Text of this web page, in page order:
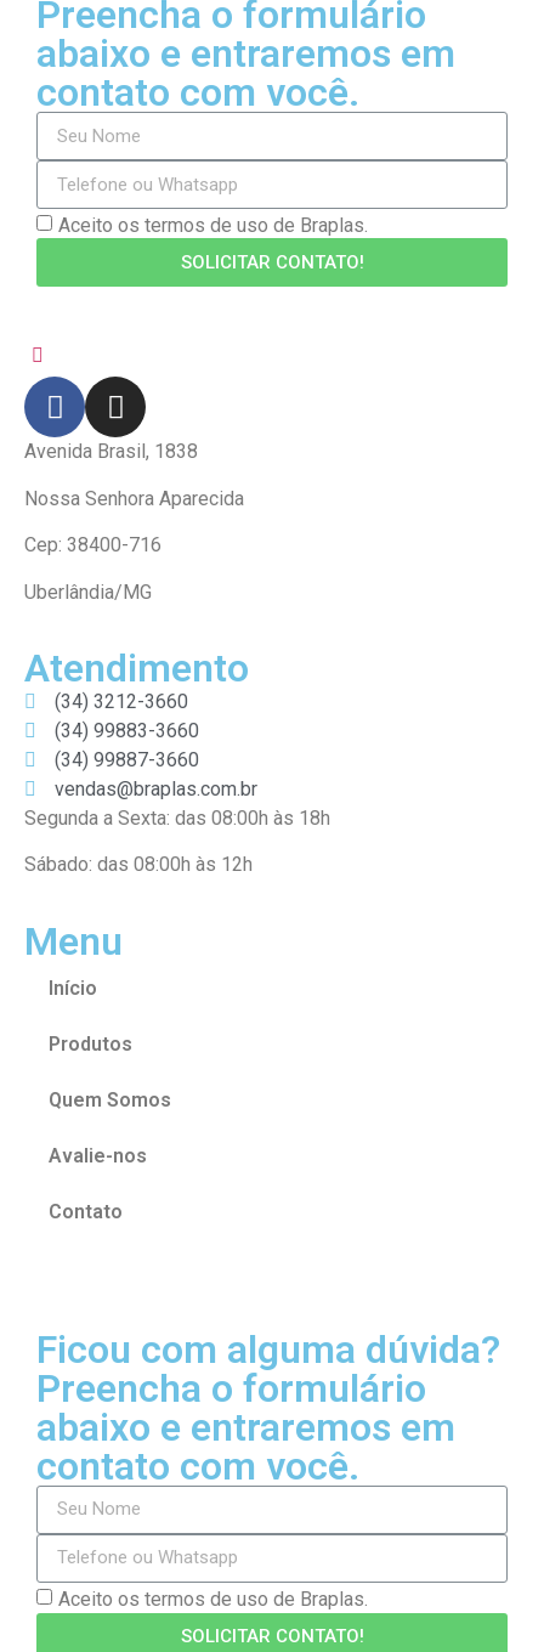
Preencha o formulário
abaixo e entraremos em
contato com você.
Aceito os termos de uso de Braplas.
SOLICITAR CONTATO!
Avenida Brasil, 1838
Nossa Senhora Aparecida
Cep: 38400-716
Uberlândia/MG
Atendimento
(34) 3212-3660
(34) 99883-3660
(34) 99887-3660
vendas@braplas.com.br
Segunda a Sexta: das 08:00h às 18h
Sábado: das 08:00h às 12h
Menu
Início
Produtos
Quem Somos
Avalie-nos
Contato
Ficou com alguma dúvida?
Preencha o formulário
abaixo e entraremos em
contato com você.
Aceito os termos de uso de Braplas.
SOLICITAR CONTATO!